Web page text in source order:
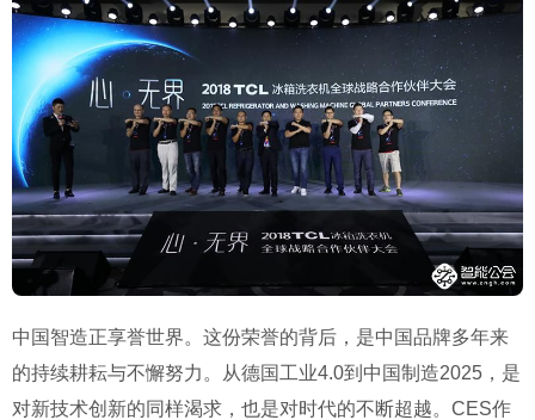
中国智造正享誉世界。这份荣誉的背后，是中国品牌多年来
的持续耕耘与不懈努力。从德国工业4.0到中国制造2025，是
对新技术创新的同样渴求，也是对时代的不断超越。CES作